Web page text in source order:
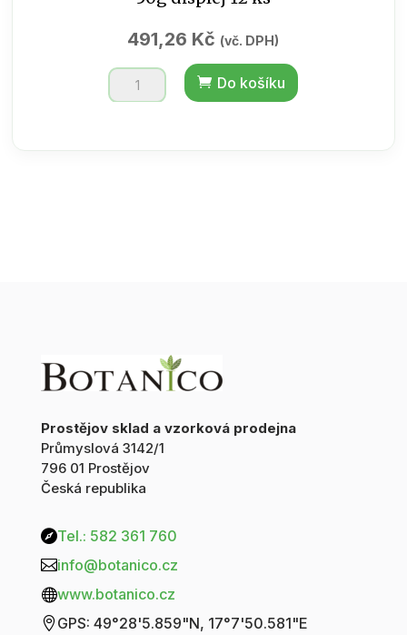
491,26 Kč (vč. DPH)
BOTANICO
koupelová
Do košíku
Prostějov sklad a vzorková prodejna
Průmyslová 3142/1
796 01 Prostějov
Česká republika
Tel.: 582 361 760
info@botanico.cz
www.botanico.cz
GPS: 49°28'5.859"N, 17°7'50.581"E